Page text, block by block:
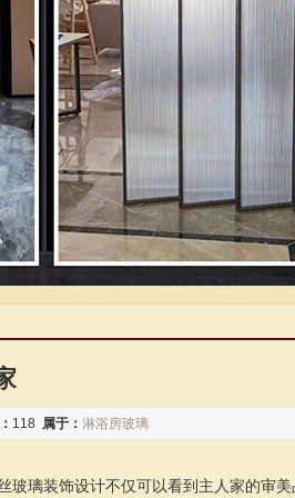
118 属于： 淋浴房玻璃
璃装饰设计不仅可以看到主人家的审美